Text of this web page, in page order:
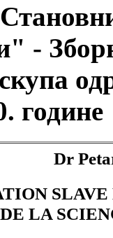
-
године
Dr
LA